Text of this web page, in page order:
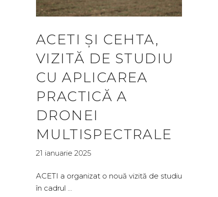
ACETI ȘI CEHTA,
VIZITĂ DE STUDIU
CU APLICAREA
PRACTICĂ A
DRONEI
MULTISPECTRALE
21 ianuarie 2025
ACETI a organizat o nouă vizită de studiu
în cadrul